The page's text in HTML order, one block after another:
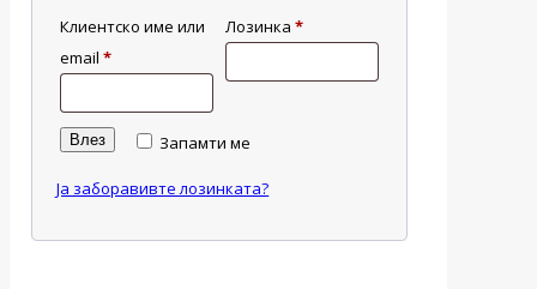
Клиентско име или
email*
Лозинка*
Запамти ме
Влез
Ја заборавивте лозинката?